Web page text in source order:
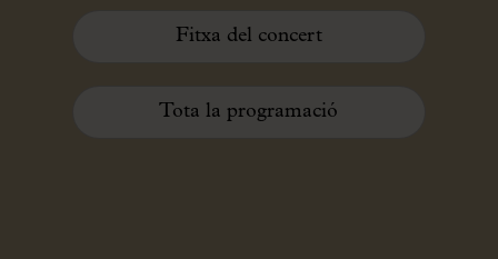
Fitxa del concert
Tota la programació